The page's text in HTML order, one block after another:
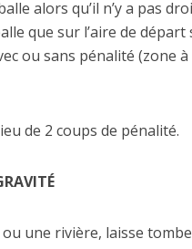
alors qu’il n’y a pas
que sur l’aire de départ
ou sans pénalité (zone
de 2 coups de pénalité.
une rivière, laisse